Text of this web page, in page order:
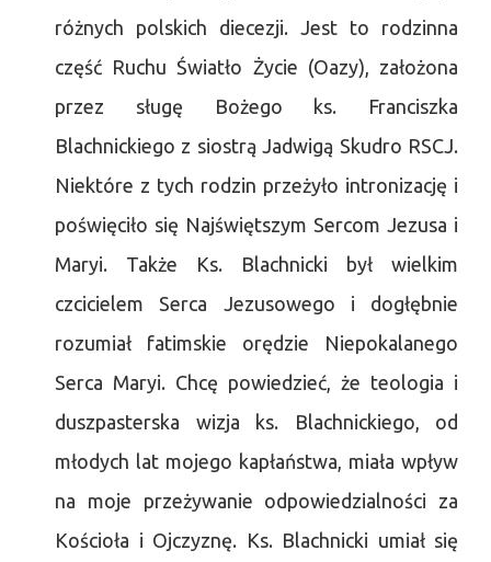
różnych polskich diecezji. Jest to rodzinna
część Ruchu Światło Życie (Oazy), założona
przez sługę Bożego ks. Franciszka
Blachnickiego z siostrą Jadwigą Skudro RSCJ.
Niektóre z tych rodzin przeżyło intronizację i
poświęciło się Najświętszym Sercom Jezusa i
Maryi. Także Ks. Blachnicki był wielkim
czcicielem Serca Jezusowego i dogłębnie
rozumiał fatimskie orędzie Niepokalanego
Serca Maryi. Chcę powiedzieć, że teologia i
duszpasterska wizja ks. Blachnickiego, od
młodych lat mojego kapłaństwa, miała wpływ
na moje przeżywanie odpowiedzialności za
Kościoła i Ojczyznę. Ks. Blachnicki umiał się